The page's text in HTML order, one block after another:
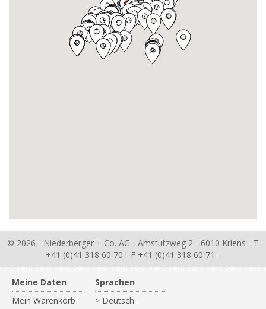
© 2026 - Niederberger + Co. AG - Amstutzweg 2 - 6010 Kriens - T
+41 (0)41 318 60 70 - F +41 (0)41 318 60 71 -
Meine Daten
Mein Warenkorb
Sprachen
> Deutsch